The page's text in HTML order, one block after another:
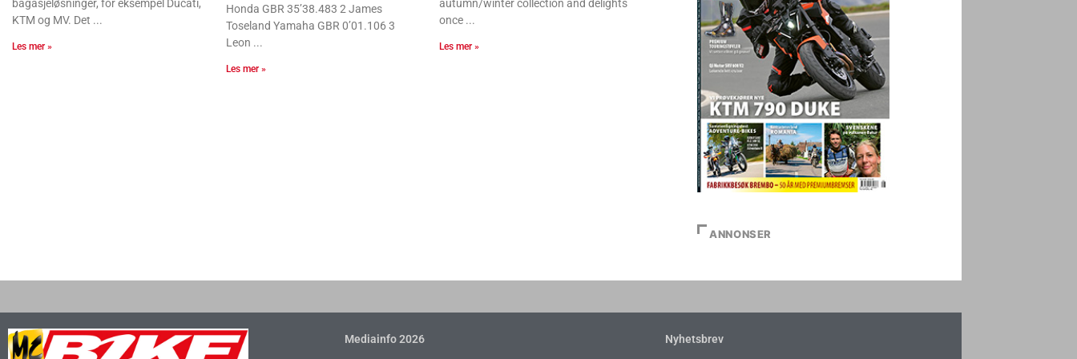
bagasjeløsninger, for eksempel Ducati,
KTM og MV. Det
Les mer »
Honda GBR 35’38.483 2 James
Toseland Yamaha GBR 0’01.106 3
Leon
Les mer »
autumn/winter collection and delights
once
Les mer »
ANNONSER
Mediainfo 2026 Nyhetsbrev